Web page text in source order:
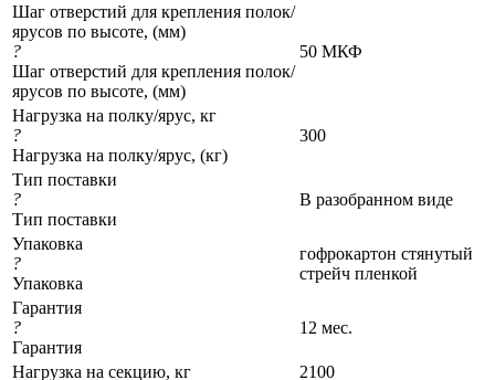
Шаг отверстий для крепления полок/
ярусов по высоте, (мм)
?
Шаг отверстий для крепления полок/
ярусов по высоте, (мм)
50 МКФ
Нагрузка на полку/ярус, кг
?
Нагрузка на полку/ярус, (кг)
300
Тип поставки
?
Тип поставки
В разобранном виде
Упаковка
?
Упаковка
гофрокартон стянутый
стрейч пленкой
Гарантия
?
Гарантия
12 мес.
Нагрузка на секцию, кг
2100